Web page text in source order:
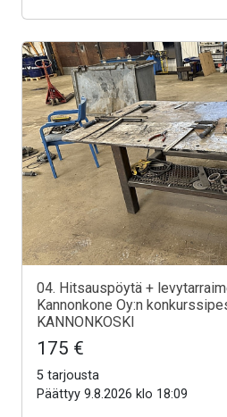
04. Hitsauspöytä +
Kannonkone Oy:n
KANNONKOSKI
175 €
5 tarjousta
Päättyy 9.8.2026 klo 18:09